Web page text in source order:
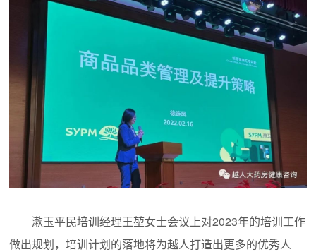
漱玉平民培训经理王堃女士会议上对2023年的培训工作
做出规划，培训计划的落地将为越人打造出更多的优秀人